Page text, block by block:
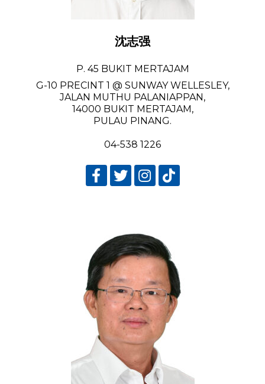
沈志强
P. 45 BUKIT MERTAJAM
G-10 PRECINT 1 @ SUNWAY WELLESLEY,
JALAN MUTHU PALANIAPPAN,
14000 BUKIT MERTAJAM,
PULAU PINANG.
04-538 1226